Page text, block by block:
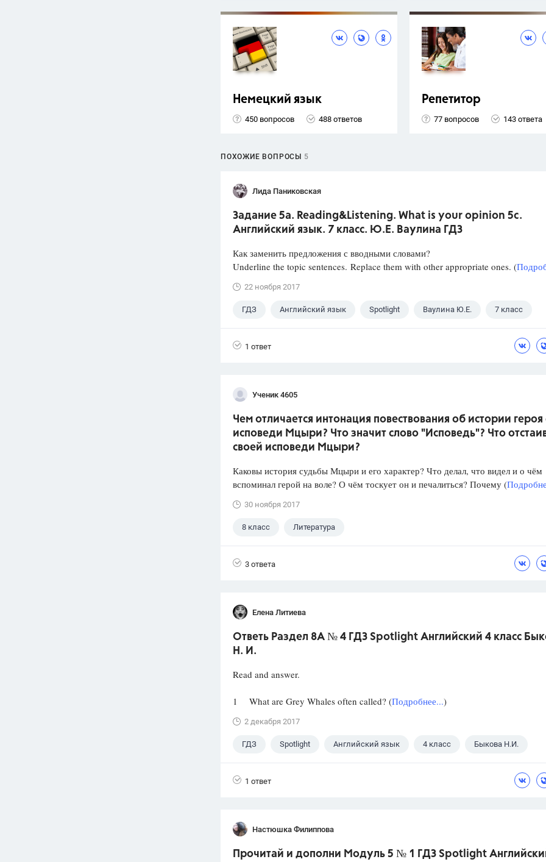
Немецкий язык
450 вопросов 488 ответов
Репетитор
77 вопросов 143 ответа
ПОХОЖИЕ ВОПРОСЫ 5
Лида Паниковская
Задание 5a. Reading&Listening. What is your opinion 5c.
Английский язык. 7 класс. Ю.Е. Ваулина ГДЗ
Как заменить предложения с вводными словами?
Underline the topic sentences. Replace them with other appropriate ones. (
22 ноября 2017
ГДЗ Английский язык Spotlight Ваулина Ю.Е. 7 класс
1 ответ
Ученик 4605
Чем отличается интонация повествования об истории героя
исповеди Мцыри? Что значит слово "Исповедь"? Что
своей исповеди Мцыри?
Каковы история судьбы Мцыри и его характер? Что делал, что видел и о чём
вспоминал герой на воле? О чём тоскует он и печалиться? Почему (
30 ноября 2017
8 класс Литература
3 ответа
Елена Литиева
Ответь Раздел 8A № 4 ГДЗ Spotlight Английский 4 класс
Н. И.
Read and answer.
1 What are Grey Whales often called? (Подробнее...)
2 декабря 2017
ГДЗ Spotlight Английский язык 4 класс Быкова Н.И.
1 ответ
Настюшка Филиппова
Прочитай и дополни Модуль 5 № 1 ГДЗ Spotlight